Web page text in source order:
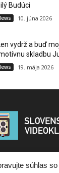
súhlas
Budúci
10. júna 2026
vydrž a buď
skladbu
19. mája 2026
korektúrou